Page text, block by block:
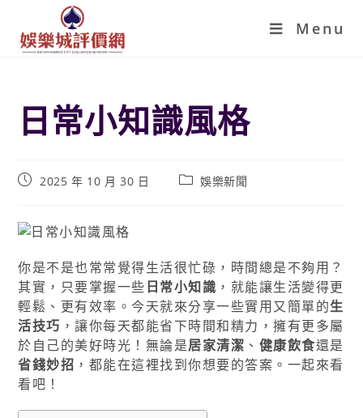
Menu
日常小知識風格
2025 年 10 月 30 日 娛樂新聞
你是不是也常常覺得生活很忙碌，時間總是不夠用？
其實，只要掌握一些 日常小知識 ，就能讓生活變得更
輕鬆、更有效率。今天就來分享一些實用又簡單的生
活技巧 ，讓你每天都能省下時間和精力，擁有更多屬
於自己的美好時光！無論是居家清潔 、 健康飲食還是
省錢妙招 ，都能在這裡找到你想要的答案。一起來看
看吧！